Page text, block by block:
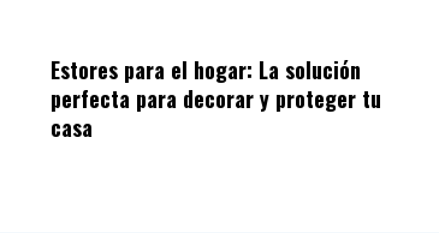
Estores para el hogar: La solución
perfecta para decorar y proteger tu
casa